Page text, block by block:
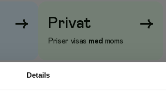
Details
→ Privat →
Priser visas med moms